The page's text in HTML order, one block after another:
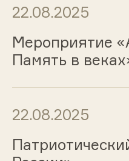
22.08.2025
Мероприятие
Память в
22.08.2025